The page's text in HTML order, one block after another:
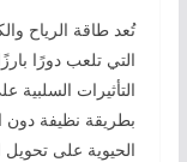
تُعد طاقة الرياح
التي تلعب دورًا
التأثيرات السلبية
بطريقة نظيفة دون
الحيوية على تحويل